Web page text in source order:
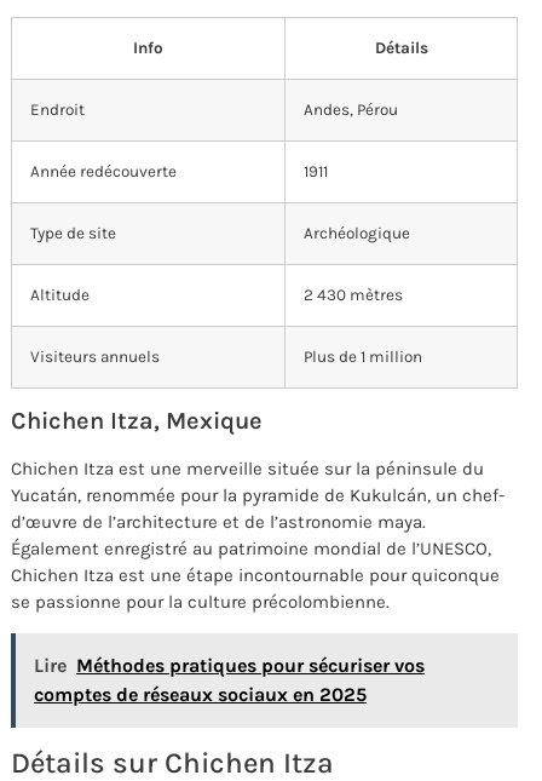
Info Détails
Endroit Andes, Pérou
Année redécouverte 1911
Type de site Archéologique
Altitude 2 430 mètres
Visiteurs annuels Plus de 1 million
Chichen Itza, Mexique
Chichen Itza est une merveille située sur la péninsule du
Yucatán, renommée pour la pyramide de Kukulcán, un chef-
d’œuvre de l’architecture et de l’astronomie maya.
Également enregistré au patrimoine mondial de l’UNESCO,
Chichen Itza est une étape incontournable pour quiconque
se passionne pour la culture précolombienne.
Lire Méthodes pratiques pour sécuriser vos
comptes de réseaux sociaux en 2025
Détails sur Chichen Itza